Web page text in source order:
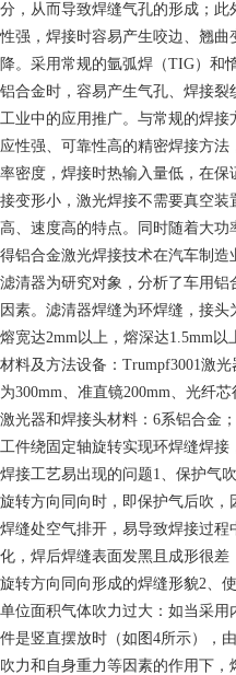
分，从而导致焊缝气孔的形成；
性强，焊接时容易产生咬边、翘
降。采用常规的氩弧焊（TIG）和
铝合金时，容易产生气孔、焊接
工业中的应用推广。与常规的焊
应性强、可靠性高的精密焊接方
率密度，焊接时热输入量低，在
接变形小，激光焊接不需要真空
高、速度高的特点。同时随着大
得铝合金激光焊接技术在汽车制
滤清器为研究对象，分析了车用
因素。滤清器焊缝为环焊缝，接头
熔宽达2mm以上，熔深达1.5mm以
材料及方法设备：Trumpf3001激
为300mm、准直镜200mm、光纤
激光器和焊接头材料：6系铝合金
工件绕固定轴旋转实现环焊缝焊
焊接工艺易出现的问题1、保护气
旋转方向同向时，即保护气后吹
焊缝处空气排开，易导致焊接过
化，焊后焊缝表面发黑且成形很
旋转方向同向形成的焊缝形貌2、
单位面积气体吹力过大：如当采
件是竖直摆放时（如图4所示），
吹力和自身重力等因素的作用下